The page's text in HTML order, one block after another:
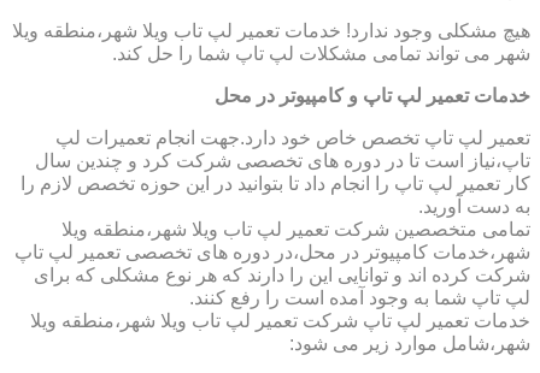
هیچ مشکلی وجود ندارد! خدمات تعمیر لپ تاب ویلا شهر،منطقه ویلا
شهر می تواند تمامی مشکلات لپ تاپ شما را حل کند.
خدمات تعمیر لپ تاپ و کامپیوتر در محل
تعمیر لپ تاپ تخصص خاص خود دارد.جهت انجام تعمیرات لپ
تاپ،نیاز است تا در دوره های تخصصی شرکت کرد و چندین سال
کار تعمیر لپ تاپ را انجام داد تا بتوانید در این حوزه تخصص لازم را
به دست آورید.
تمامی متخصصین شرکت تعمیر لپ تاب ویلا شهر،منطقه ویلا
شهر،خدمات کامپیوتر در محل،در دوره های تخصصی تعمیر لپ تاپ
شرکت کرده اند و توانایی این را دارند که هر نوع مشکلی که برای
لپ تاپ شما به وجود آمده است را رفع کنند.
خدمات تعمیر لپ تاپ شرکت تعمیر لپ تاب ویلا شهر،منطقه ویلا
شهر،شامل موارد زیر می شود: